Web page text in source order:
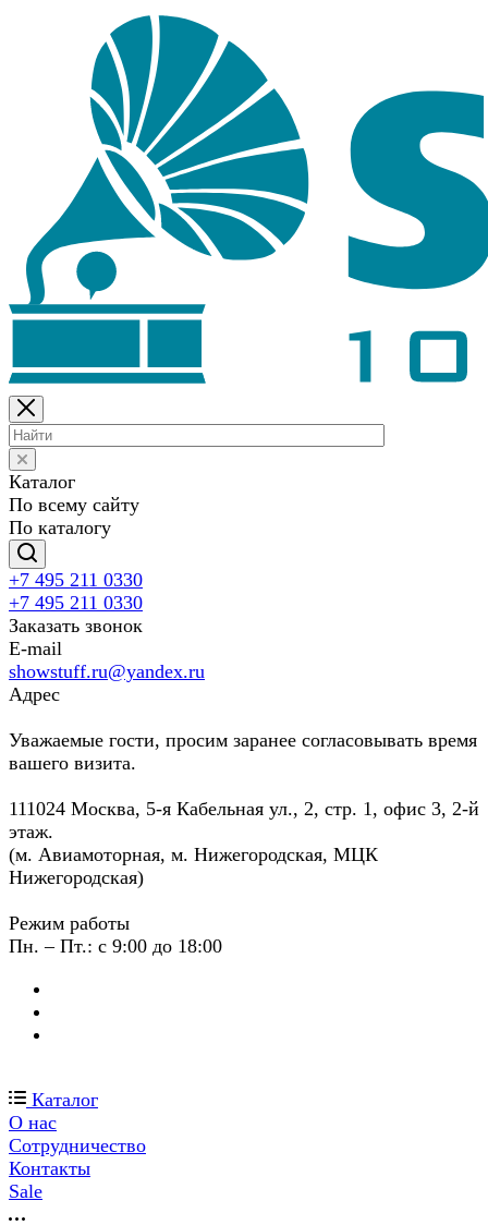
Каталог
По всему сайту
По каталогу
+7 495 211 0330
+7 495 211 0330
Заказать звонок
E-mail
showstuff.ru@yandex.ru
Адрес
Уважаемые гости, просим заранее согласовывать время
вашего визита.
111024 Москва, 5-я Кабельная ул., 2, стр. 1, офис 3, 2-й
этаж.
(м. Авиамоторная, м. Нижегородская, МЦК
Нижегородская)
Режим работы
Пн. – Пт.: с 9:00 до 18:00
Каталог
О нас
Сотрудничество
Контакты
Sale